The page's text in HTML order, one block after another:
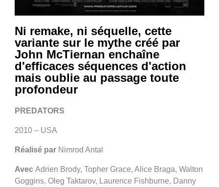
Ni remake, ni séquelle, cette
variante sur le mythe créé par
John McTiernan enchaîne
d'efficaces séquences d'action
mais oublie au passage toute
profondeur
PREDATORS
2010 – USA
Réalisé par Nimrod Antal
Avec Adrien Brody, Topher Grace, Alice Braga, Walton
Goggins, Oleg Taktarov, Laurence Fishburne, Danny